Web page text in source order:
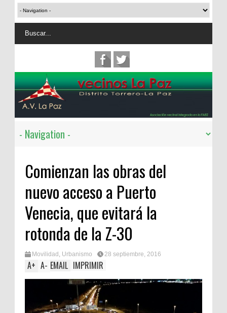
Comienzan las obras del
nuevo acceso a Puerto
Venecia, que evitará la
rotonda de la Z-30
Movilidad , Urbanismo 28 septiembre, 2016
A+ A- EMAIL IMPRIMIR